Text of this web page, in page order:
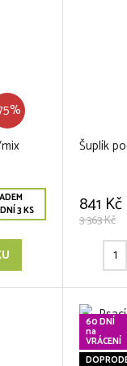
3 KS
Šuplík
841 Kč
3 363 Kč
60 DNÍ
na
VRÁCENÍ